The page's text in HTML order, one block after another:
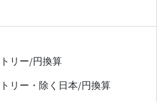
リー/円換算
リー・除く日本/円換算